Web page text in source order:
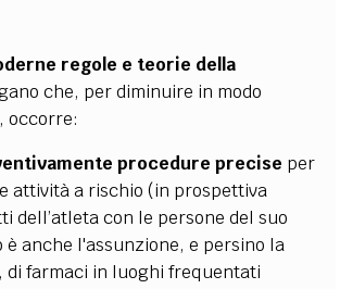
regole e teorie della
che, per diminuire in modo
occorre:
procedure precise per
attività a rischio (in prospettiva
dell’atleta con le persone del suo
è anche l'assunzione, e persino la
di farmaci in luoghi frequentati